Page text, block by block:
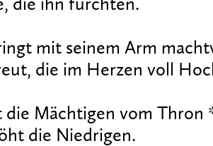
die ihn fürchten.
mit seinem Arm
die im Herzen voll
die Mächtigen vom Thron
die Niedrigen.